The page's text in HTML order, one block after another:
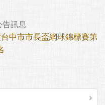
告訊息
中市市長盃網球錦標賽第